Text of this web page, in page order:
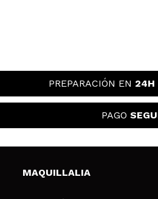
PREPARACIÓN EN 24H
PAGO
MAQUILLALIA